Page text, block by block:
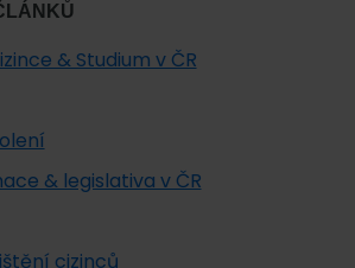
& Studium v ČR
& legislativa v ČR
cizinců